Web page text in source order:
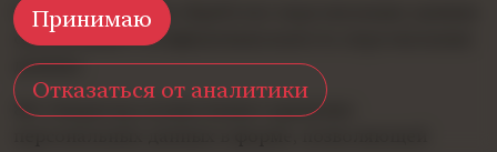
8.7. Оператор при обработке персональных данных
обеспечивает конфиденциальность персональных
данных.
8.8. Оператор осуществляет хранение
Принимаю
Отказаться от аналитики